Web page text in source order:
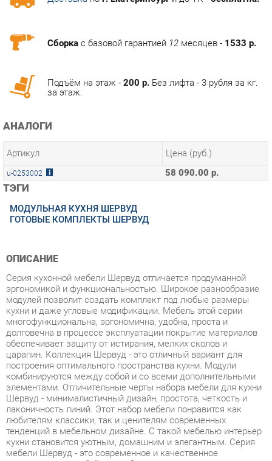
АНАЛОГИ
Артикул
u-0253002 58 090.00 р.
ТЭГИ
МОДУЛЬНАЯ КУХНЯ ШЕРВУД
ГОТОВЫЕ КОМПЛЕКТЫ ШЕРВУД
ОПИСАНИЕ
модулей позволит создать комплект под любые размеры
кухни и даже угловые модификации. Мебель этой серии
многофункциональна, эргономична, удобна, проста и
долговечна в процессе эксплуатации покрытие материалов
обеспечивает защиту от истирания, мелких сколов и
царапин. Коллекция Шервуд - это отличный вариант для
построения оптимального пространства кухни. Модули
комбинируются между собой и со всеми дополнительными
элементами. Отличительные черты набора мебели для кухни
Шервуд - минималистичный дизайн, простота, четкость и
лаконичность линий. Этот набор мебели понравится как
любителям классики, так и ценителям современных
тенденций в мебельном дизайне. С такой мебелью интерьер
кухни становится уютным, домашним и элегантным. Серия
мебели Шервуд - это современное и качественное
оснащение для любой кухни. Светлая и гармоничная кухня
Шервуд привнесет атмосферу уюта и комфорта в ваш
интерьер и поможет почувствовать себя искусным творцом
кулинарных изысков. Широкая база элементов, позволит